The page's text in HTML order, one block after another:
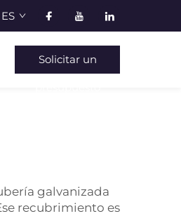
ES
Solicitar un
galvanizada
recubrimiento es